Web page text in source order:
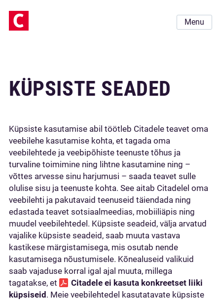
Menu
KÜPSISTE SEADED
Küpsiste kasutamise abil töötleb Citadele teavet oma
veebilehe kasutamise kohta, et tagada oma
veebilehtede ja veebipõhiste teenuste tõhus ja
turvaline toimimine ning lihtne kasutamine ning –
võttes arvesse sinu harjumusi – saada teavet sulle
olulise sisu ja teenuste kohta. See aitab Citadelel oma
veebilehti ja pakutavaid teenuseid täiendada ning
edastada teavet sotsiaalmeedias, mobiiliäpis ning
muudel veebilehtedel. Küpsiste seadeid, välja arvatud
vajalike küpsiste seadeid, saab muuta vastava
kastikese märgistamisega, mis osutab nende
kasutamisega nõustumisele. Kõnealuseid valikuid
saab vajaduse korral igal ajal muuta, millega
tagatakse, et
Citadele ei kasuta konkreetset liiki
küpsiseid . Meie veebilehtedel kasutatavate küpsiste